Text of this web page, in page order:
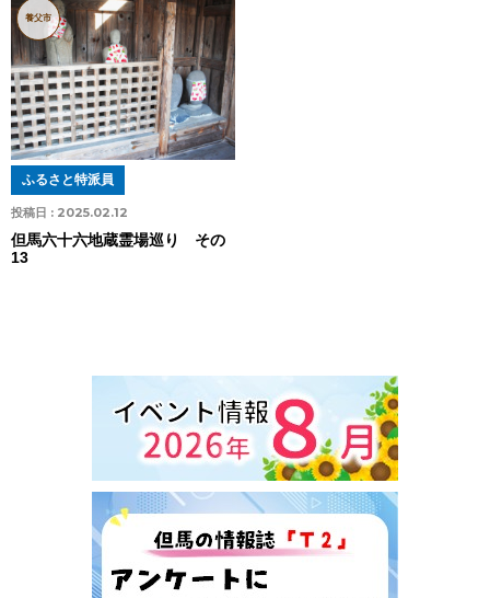
養父市
投稿日 : 2025.02.12
ふるさと特派員
但馬六十六地蔵霊場巡り その
13